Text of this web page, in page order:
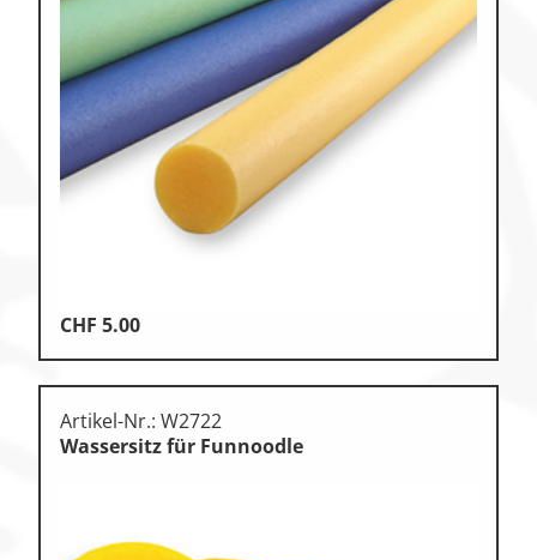
CHF 5.00
Artikel-Nr.: W2722
Wassersitz für Funnoodle